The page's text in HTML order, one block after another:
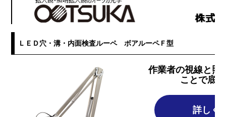
ＬＥＤ穴・溝・内面検査ルーペ ボアルーペＦ型
作業者の視線と照
ことで底
詳しく